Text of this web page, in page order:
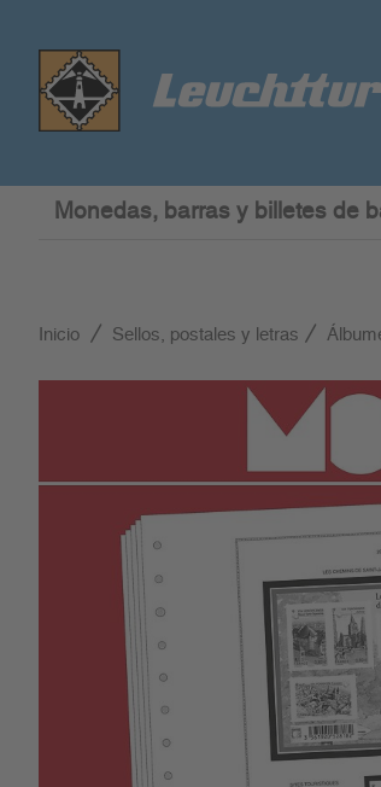
Monedas, barras y billetes de
Inicio Sellos, postales y letras